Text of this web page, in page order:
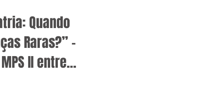
Quando
Raras?” –
II entre